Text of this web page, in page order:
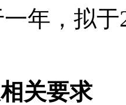
年，拟
关要求